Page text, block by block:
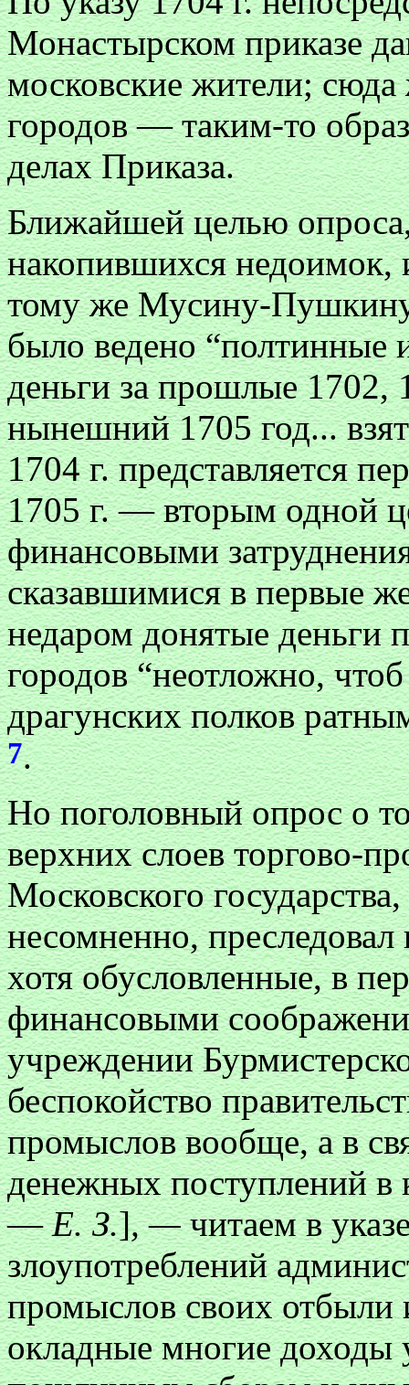
Монастырском приказе
московские жители; сюда
городов — таким-то
делах Приказа.
Ближайшей целью
накопившихся недоимок,
тому же Мусину-Пушкину
было ведено “полтинные
деньги за прошлые 1702,
нынешний 1705 год...
1704 г. представляется
1705 г. — вторым одной
финансовыми
сказавшимися в первые
недаром донятые деньги
городов “неотложно,
драгунских полков
7.
Но поголовный опрос о
верхних слоев торгово-
Московского
несомненно,
хотя обусловленные, в
финансовыми
учреждении
беспокойство
промыслов вообще, а в
денежных поступлений в
—Е. З.], —читаем в
злоупотреблений
промыслов своих отбыли
окладные многие доходы